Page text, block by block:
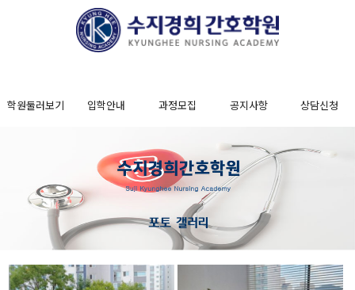
학원둘러보기 입학안내 과정모집 공지사항 상담신청